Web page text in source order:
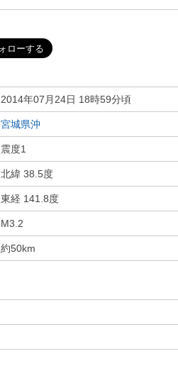
2014年07月24日 18時59分頃
宮城県沖
震度1
北緯 38.5度
東経 141.8度
M3.2
約50km